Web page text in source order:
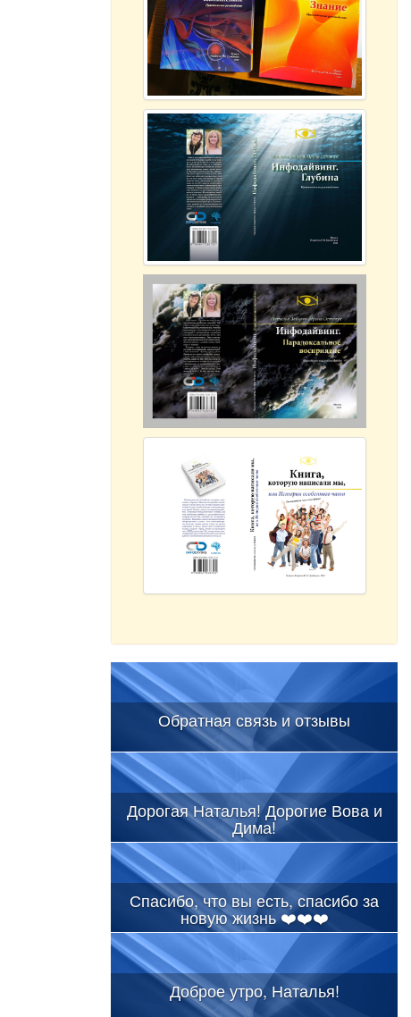
Обратная связь и отзывы
Дорогая Наталья! Дорогие Вова и
Дима!
Спасибо, что вы есть, спасибо за
новую жизнь ❤️❤️❤️
Доброе утро, Наталья!